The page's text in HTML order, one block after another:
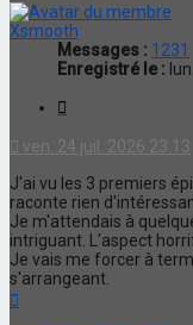
Xsmooth
Messages : 1231
Enregistré le :
ven. 24 juil. 2026 23:13
J'ai vu les 3 premiers
raconte rien
Je m'attendais à
intriguant. L'aspect
Je vais me forcer à
s'arrangeant.